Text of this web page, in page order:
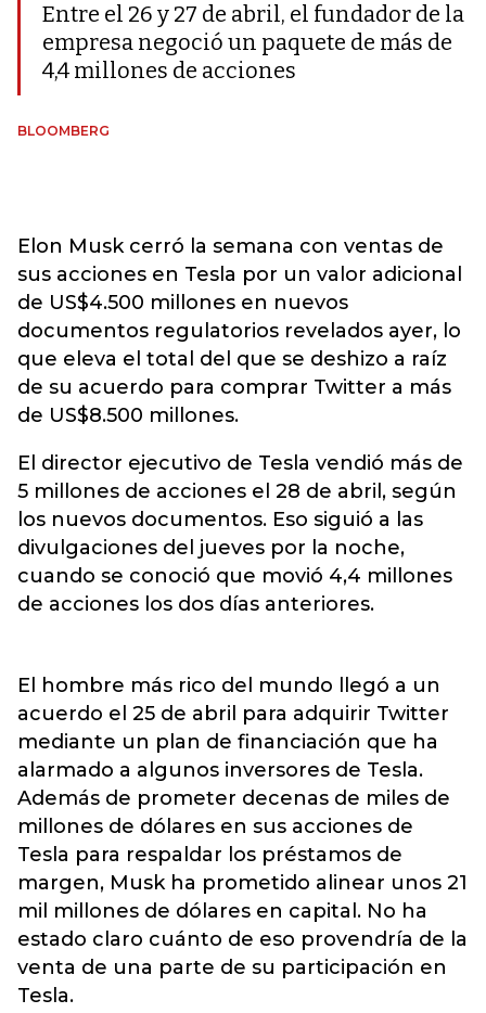
Entre el 26 y 27 de abril, el fundador de la
empresa negoció un paquete de más de
4,4 millones de acciones
BLOOMBERG
Elon Musk cerró la semana con ventas de
sus acciones en Tesla por un valor adicional
de US$4.500 millones en nuevos
documentos regulatorios revelados ayer, lo
que eleva el total del que se deshizo a raíz
de su acuerdo para comprar Twitter a más
de US$8.500 millones.
El director ejecutivo de Tesla vendió más de
5 millones de acciones el 28 de abril, según
los nuevos documentos. Eso siguió a las
divulgaciones del jueves por la noche,
cuando se conoció que movió 4,4 millones
de acciones los dos días anteriores.
El hombre más rico del mundo llegó a un
acuerdo el 25 de abril para adquirir Twitter
mediante un plan de financiación que ha
alarmado a algunos inversores de Tesla.
Además de prometer decenas de miles de
millones de dólares en sus acciones de
Tesla para respaldar los préstamos de
margen, Musk ha prometido alinear unos 21
mil millones de dólares en capital. No ha
estado claro cuánto de eso provendría de la
venta de una parte de su participación en
Tesla.